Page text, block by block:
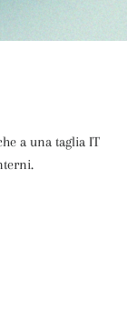
a una taglia IT